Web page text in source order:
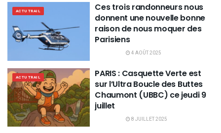
ACTU TRAIL
Ces trois randonneurs nous
donnent une nouvelle bonne
raison de nous moquer des
Parisiens
4 AOÛT 2025
ACTU TRAIL
PARIS : Casquette Verte est
sur l’Ultra Boucle des Buttes
Chaumont (UBBC) ce jeudi 9
juillet
8 JUILLET 2025